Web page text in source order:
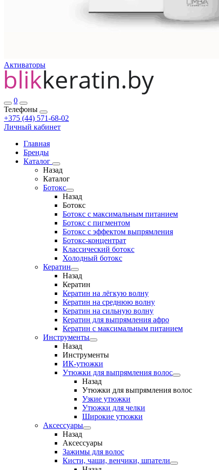
Активаторы
0
Телефоны
+375 (44) 571-68-02
Личный кабинет
Главная
Бренды
Каталог
Назад
Каталог
Ботокс
Назад
Ботокс
Ботокс с максимальным питанием
Ботокс с пигментом
Ботокс с эффектом выпрямления
Ботокс-концентрат
Классический ботокс
Холодный ботокс
Кератин
Назад
Кератин
Кератин на лёгкую волну
Кератин на среднюю волну
Кератин на сильную волну
Кератин для выпрямления афро
Кератин с максимальным питанием
Инструменты
Назад
Инструменты
ИК-утюжки
Утюжки для выпрямления волос
Назад
Утюжки для выпрямления волос
Узкие утюжки
Утюжки для челки
Широкие утюжки
Аксессуары
Назад
Аксессуары
Зажимы для волос
Кисти, чаши, венчики, шпатели